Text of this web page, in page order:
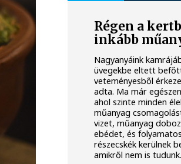
Régen a
inkább
Nagyanyáink
üvegekbe eltett
veteményesből
adta. Ma már
ahol szinte minden
műanyag
vizet, műanyag
ebédet, és
részecskék kerülnek
amikről nem is tudunk.